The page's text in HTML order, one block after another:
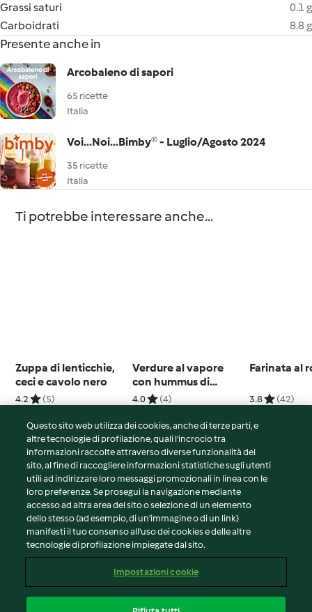
Grassi saturi
0.1 g
Carboidrati
8.8 g
Presente anche in
Arcobaleno di sapori
65 ricette
Italia
Voi...Noi...Bimby® - Luglio/Agosto 2024
35 ricette
Italia
Ti potrebbe interessare anche...
Zuppa di lenticchie,
ceci e cavolo nero
4.2 (5)
Verdure al vapore
con hummus di
cavolfiore
4.0 (4)
Farinata al
3.8 (42)
© Copyright 2026
Termini del servizio
Informativa sulla privacy
Avvertenze generali
Note legali
Contenuto del rapporto
Questo sito web utilizza dei cookies, anche di terze parti, e
altre tecnologie di profilazione, quali l’incrocio tra
informazioni raccolte attraverso diverse funzionalità del
sito, al fine di raccogliere informazioni statistiche sugli utenti
utili ad indirizzare loro messaggi promozionali in linea con le
loro preferenze. Se prosegui la navigazione mediante
accesso ad altra area del sito o selezione di un elemento
dello stesso (ad esempio, di un'immagine o di un link)
manifesti il tuo consenso all'uso dei cookies e delle altre
tecnologie di profilazione impiegate dal sito.
Impostazioni cookie